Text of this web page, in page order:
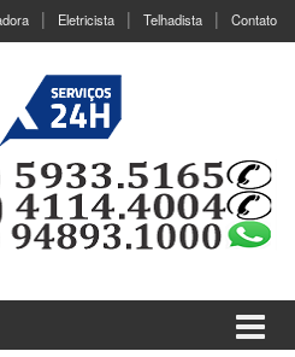
Eletricista Telhadista Contato